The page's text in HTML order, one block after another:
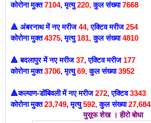
कोरोना मुक्त7104,मृत्यु220,कुल संख्या7668
🔺 अंबरनाथ मेंनए मरीज44,एक्टिव मरीज254
कोरोना मुक्त4375,मृत्यु181, कुल संख्या4810
🔺 बदलापुर में नए मरीज37, एक्टिव मरीज177
कोरोना मुक्त3706,मृत्यु69,कुल संख्या3952
🔺कल्याण-डोंबिवली मेंनए मरीज272,एक्टिव3343
कोरोना मुक्त23,749,मृत्यु592,कुल संख्या27,684
युसूफ शेख । हीरो बोधा